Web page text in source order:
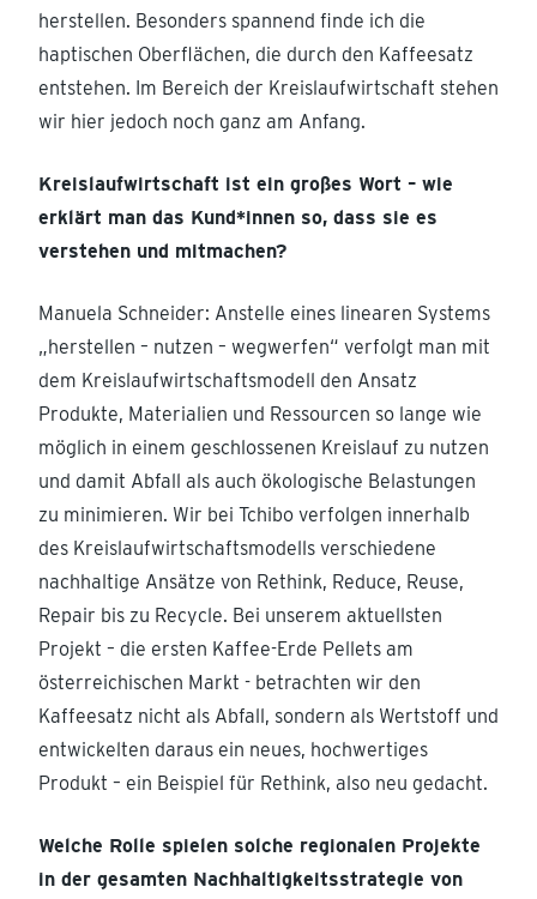
herstellen. Besonders spannend finde ich die
haptischen Oberflächen, die durch den Kaffeesatz
entstehen. Im Bereich der Kreislaufwirtschaft stehen
wir hier jedoch noch ganz am Anfang.
Kreislaufwirtschaft ist ein großes Wort – wie
erklärt man das Kund*innen so, dass sie es
verstehen und mitmachen?
Manuela Schneider: Anstelle eines linearen Systems
„herstellen – nutzen – wegwerfen“ verfolgt man mit
dem Kreislaufwirtschaftsmodell den Ansatz
Produkte, Materialien und Ressourcen so lange wie
möglich in einem geschlossenen Kreislauf zu nutzen
und damit Abfall als auch ökologische Belastungen
zu minimieren. Wir bei Tchibo verfolgen innerhalb
des Kreislaufwirtschaftsmodells verschiedene
nachhaltige Ansätze von Rethink, Reduce, Reuse,
Repair bis zu Recycle. Bei unserem aktuellsten
Projekt – die ersten Kaffee-Erde Pellets am
österreichischen Markt - betrachten wir den
Kaffeesatz nicht als Abfall, sondern als Wertstoff und
entwickelten daraus ein neues, hochwertiges
Produkt – ein Beispiel für Rethink, also neu gedacht.
Welche Rolle spielen solche regionalen Projekte
in der gesamten Nachhaltigkeitsstrategie von